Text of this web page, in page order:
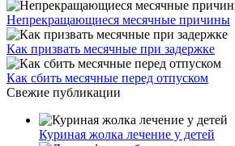
Непрекращающиеся месячные причины
Как призвать месячные при задержке
Как сбить месячные перед отпуском
Свежие публикации
Куриная жолка лечение у детей